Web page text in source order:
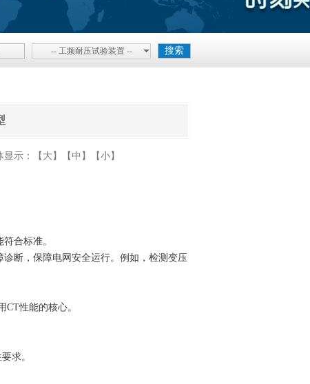
-- 工频耐压试验装置 --
显示： 【大】 【中】 【小】
合标准。
断，保障电网安全运行。例如，检测变压
性能的核心。
求。